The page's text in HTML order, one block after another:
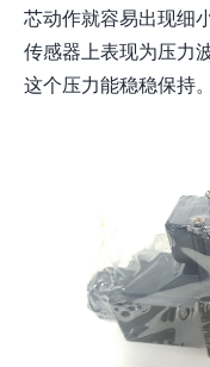
芯动作就容易出现细
传感器上表现为压力
这个压力能稳稳保持。